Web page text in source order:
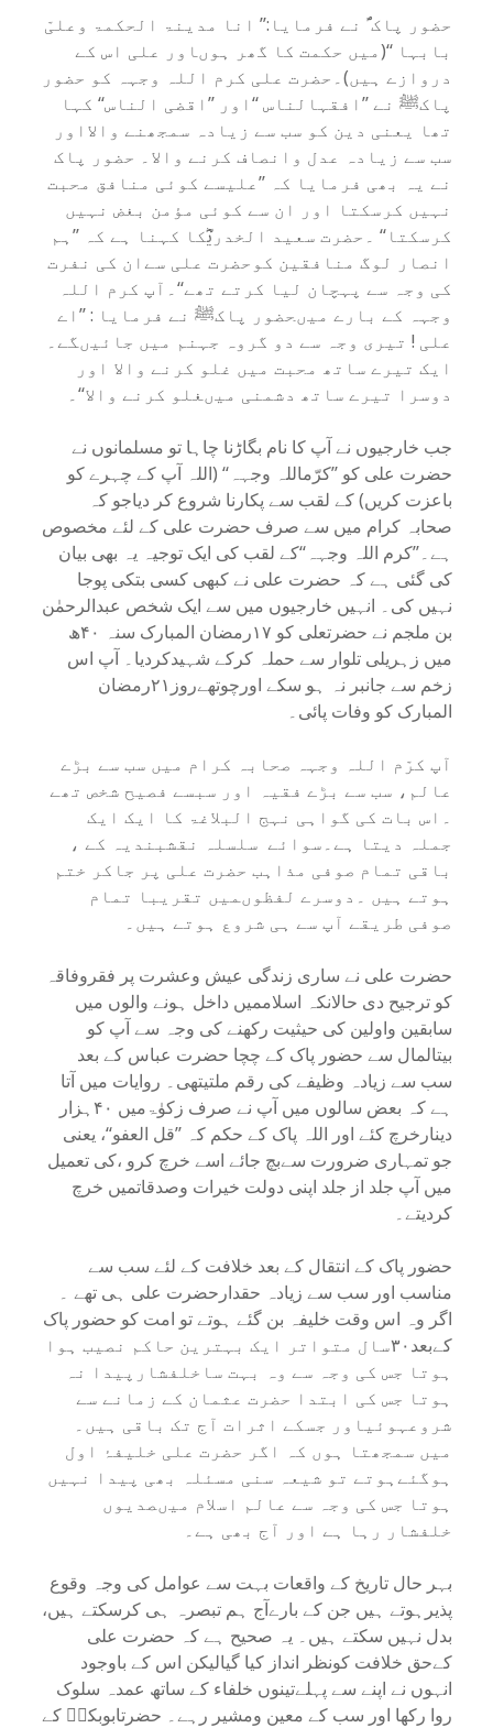
حضور پاک ؐ نے فرمایا:’’ انا مدینۃ الحکمۃ وعلیّ
بابہا ‘‘(میں حکمت کا گھر ہوںاور علی اس کے
دروازے ہیں)۔حضرت علی کرم اللہ وجہہ کو حضور
پاکﷺ نے ’’افقہالناس ‘‘اور ’’اقضی الناس‘‘ کہا
تھا یعنی دین کو سب سے زیادہ سمجھنے والااور
سب سے زیادہ عدل وانصاف کرنے والا۔ حضور پاک
نے یہ بھی فرمایا کہ ’’علیسے کوئی منافق محبت
نہیں کرسکتا اور ان سے کوئی مؤمن بغض نہیں
کرسکتا‘‘ ۔حضرت سعید الخدریؓکا کہنا ہے کہ ’’ہم
انصار لوگ منافقین کوحضرت علی سےان کی نفرت
کی وجہ سے پہچان لیا کرتے تھے‘‘۔آپ کرم اللہ
وجہہ کے بارے میںحضور پاکﷺ نے فرمایا : ’’اے
علی ! تیری وجہ سے دو گروہ جہنم میں جائیںگے۔
ایک تیرے ساتھ محبت میں غلو کرنے والا اور
دوسرا تیرے ساتھ دشمنی میںغلو کرنے والا‘‘۔
جب خارجیوں نے آپ کا نام بگاڑنا چاہا تو مسلمانوں نے
حضرت علی کو ’’کرّماللہ وجہہ‘‘ (اللہ آپ کے چہرے کو
باعزت کریں) کے لقب سے پکارنا شروع کر دیاجو کہ
صحابہ کرام میں سے صرف حضرت علی کے لئے مخصوص
ہے۔’’کرم اللہ وجہہ‘‘کے لقب کی ایک توجیہ یہ بھی بیان
کی گئی ہے کہ حضرت علی نے کبھی کسی بتکی پوجا
نہیں کی۔ انہیں خارجیوں میں سے ایک شخص عبدالرحمٰن
بن ملجم نے حضرتعلی کو ۱۷رمضان المبارک سنہ ۴۰ھ
میں زہریلی تلوار سے حملہ کرکے شہیدکردیا۔ آپ اس
زخم سے جانبر نہ ہو سکے اورچوتھےروز۲۱رمضان
المبارک کو وفات پائی۔
آپ کرّم اللہ وجہہ صحابہ کرام میں سب سے بڑے
عالم، سب سے بڑے فقیہ اور سبسے فصیح شخص تھے
۔اس بات کی گواہی نہج البلاغۃ کا ایک ایک
جملہ دیتا ہے۔سوائے سلسلہ نقشبندیہ کے ،
باقی تمام صوفی مذاہب حضرت علی پر جاکر ختم
ہوتے ہیں ۔دوسرے لفظوںمیں تقریبا تمام
صوفی طریقے آپ سے ہی شروع ہوتے ہیں۔
حضرت علی نے ساری زندگی عیش وعشرت پر فقروفاقہ
کو ترجیح دی حالانکہ اسلاممیں داخل ہونے والوں میں
سابقین واولین کی حیثیت رکھنے کی وجہ سے آپ کو
بیتالمال سے حضور پاک کے چچا حضرت عباس کے بعد
سب سے زیادہ وظیفے کی رقم ملتیتھی۔ روایات میں آتا
ہے کہ بعض سالوں میں آپ نے صرف زکوٰۃمیں ۴۰ہزار
دینارخرچ کئے اور اللہ پاک کے حکم کہ ’’قل العفو‘‘، یعنی
جو تمہاری ضرورت سےبچ جائے اسے خرچ کرو ،کی تعمیل
میں آپ جلد از جلد اپنی دولت خیرات وصدقاتمیں خرچ
کردیتے۔
حضور پاک کے انتقال کے بعد خلافت کے لئے سب سے
مناسب اور سب سے زیادہ حقدارحضرت علی ہی تھے ۔
اگر وہ اس وقت خلیفہ بن گئے ہوتے تو امت کو حضور پاک
کےبعد۳۰سال متواتر ایک بہترین حاکم نصیب ہوا
ہوتا جس کی وجہ سے وہ بہت ساخلفشارپیدا نہ
ہوتا جس کی ابتدا حضرت عثمان کے زمانے سے
شروعہوئیاور جسکے اثرات آج تک باقی ہیں۔
میں سمجھتا ہوں کہ اگر حضرت علی خلیفۂ اول
ہوگئےہوتے تو شیعہ سنی مسئلہ بھی پیدا نہیں
ہوتا جس کی وجہ سے عالم اسلام میںصدیوں
خلفشار رہا ہے اور آج بھی ہے۔
بہر حال تاریخ کے واقعات بہت سے عوامل کی وجہ وقوع
پذیرہوتے ہیں جن کے بارےآج ہم تبصرہ ہی کرسکتے ہیں،
بدل نہیں سکتے ہیں۔ یہ صحیح ہے کہ حضرت علی
کےحق خلافت کونظر انداز کیا گیالیکن اس کے باوجود
انہوں نے اپنے سے پہلےتینوں خلفاء کے ساتھ عمدہ سلوک
روا رکھا اور سب کے معین ومشیر رہے۔ حضرتابوبکرؓ کے